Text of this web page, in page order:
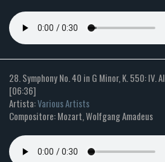
28. Symphony No. 40 in G Minor, K. 550: IV.
[06:36]
Artista:Various Artists
Compositore: Mozart, Wolfgang Amadeus